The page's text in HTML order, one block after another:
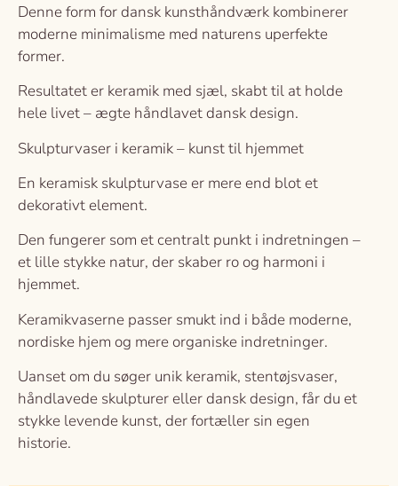
Denne form for dansk kunsthåndværk kombinerer
moderne minimalisme med naturens uperfekte
former.
Resultatet er keramik med sjæl, skabt til at holde
hele livet – ægte håndlavet dansk design.
Skulpturvaser i keramik – kunst til hjemmet
En keramisk skulpturvase er mere end blot et
dekorativt element.
Den fungerer som et centralt punkt i indretningen –
et lille stykke natur, der skaber ro og harmoni i
hjemmet.
Keramikvaserne passer smukt ind i både moderne,
nordiske hjem og mere organiske indretninger.
Uanset om du søger unik keramik, stentøjsvaser,
håndlavede skulpturer eller dansk design, får du et
stykke levende kunst, der fortæller sin egen
historie.